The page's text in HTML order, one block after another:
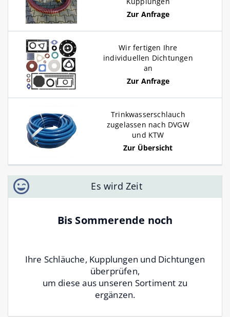
Zur Anfrage
Wir fertigen Ihre
individuellen Dichtungen
an
Zur Anfrage
Trinkwasserschlauch
zugelassen nach DVGW
und KTW
Zur Übersicht
Es wird Zeit
Bis Sommerende noch
Ihre Schläuche, Kupplungen und Dichtungen
überprüfen,
um diese aus unseren Sortiment zu
ergänzen.